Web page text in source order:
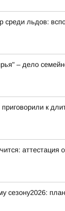
среди льдов:
– дело
к
аттестация
сезону2026: